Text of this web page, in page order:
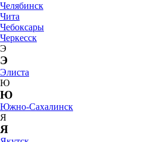
Челябинск
Чита
Чебоксары
Черкесск
Э
Э
Элиста
Ю
Ю
Южно-Сахалинск
Я
Я